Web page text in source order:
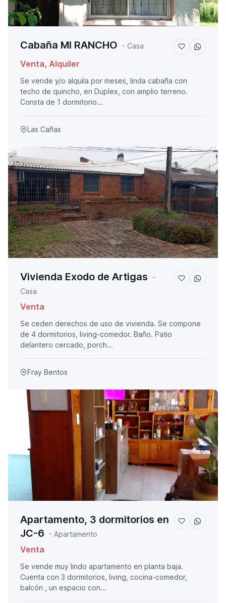
Cabaña MI RANCHO - Casa
Venta, Alquiler
Se vende y/o alquila por meses, linda cabaña con
techo de quincho, en Duplex, con amplio terreno.
Consta de 1 dormitorio...
Las Cañas
Vivienda Exodo de Artigas
-
Casa
Venta
Se ceden derechos de uso de vivienda. Se compone
de 4 dormitorios, living-comedor. Baño. Patio
delantero cercado, porch...
Fray Bentos
Apartamento, 3 dormitorios en
JC-6
- Apartamento
Venta
Se vende muy lindo apartamento en planta baja.
Cuenta con 3 dormitorios, living, cocina-comedor,
balcón , un espacio con...